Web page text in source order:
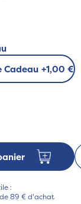
Cadeau +1,00 €
:
89 € d'achat